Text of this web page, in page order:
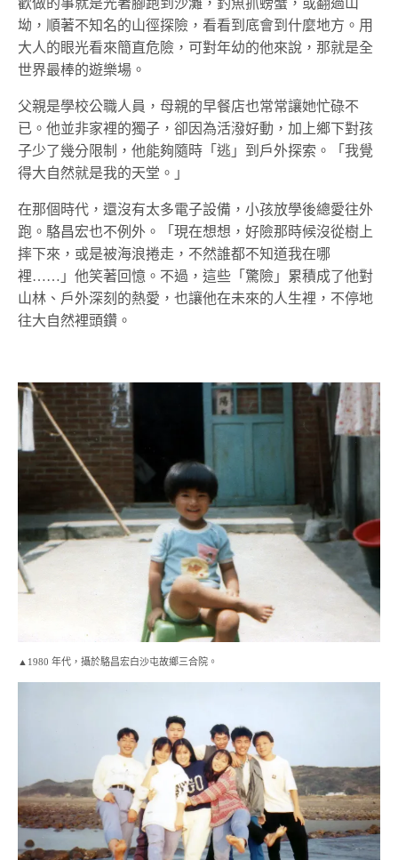
坳， 順著不知名的山徑探險，看看到底會到什麼地方 。用
大人的眼光看來簡直危險，可對年幼的他來說，那就是全
世界最棒的遊樂場。
父親是學校公職人員，母親的早餐店也常常讓她忙碌不
已。他並非家裡的獨子，卻因為活潑好動，加上鄉下對孩
子少了幾分限制，他能夠隨時「逃」到戶外探索。「我覺
得大自然就是我的天堂。」
在那個時代，還沒有太多電子設備，小孩放學後總愛往外
跑。駱昌宏也不例外。「現在想想，好險那時候沒從樹上
摔下來，或是被海浪捲走，不然誰都不知道我在哪
裡……」他笑著回憶。不過，這些「驚險」累積成了他對
山林、戶外深刻的熱愛，也讓他在未來的人生裡，不停地
往大自然裡頭鑽。
▲1980 年代，攝於駱昌宏白沙屯故鄉三合院。